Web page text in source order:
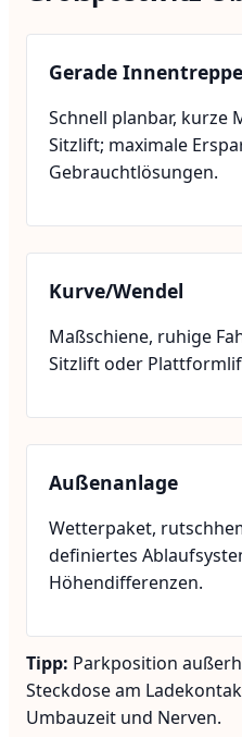
Gerade Innentreppe
Schnell planbar, kurze
Sitzlift; maximale
Gebrauchtlösungen.
Kurve/Wendel
Maßschiene, ruhige
Sitzlift oder
Außenanlage
Wetterpaket,
definiertes
Höhendifferenzen.
Tipp: Parkposition
Steckdose am
Umbauzeit und Nerven.